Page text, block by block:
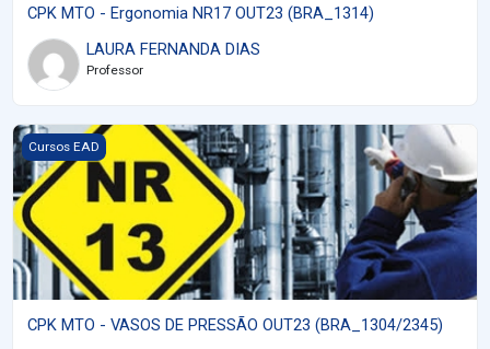
CPK MTO - Ergonomia NR17 OUT23 (BRA_1314)
LAURA FERNANDA DIAS
Professor
Imagem do curso CPK MTO - VASOS DE PRESSÃO OUT23
Cursos EAD
CPK MTO - VASOS DE PRESSÃO OUT23 (BRA_1304/2345)